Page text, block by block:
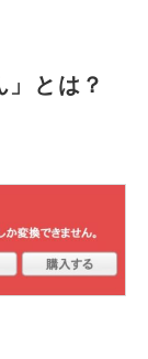
」とは？